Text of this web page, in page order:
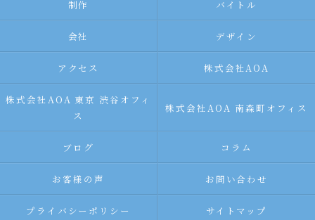
制作 バイトル
会社 デザイン
アクセス 株式会社AOA
株式会社AOA 東京 渋谷オフィ
ス
株式会社AOA 南森町オフィス
ブログ コラム
お客様の声 お問い合わせ
プライバシーポリシー サイトマップ